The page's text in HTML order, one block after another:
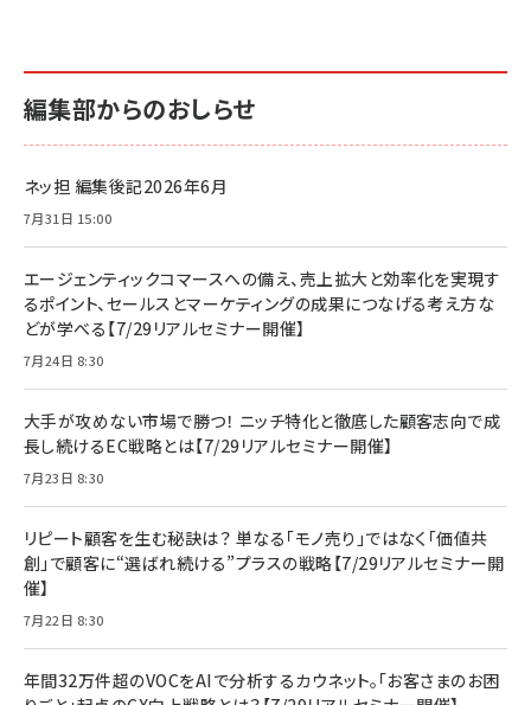
編集部からのおしらせ
ネッ担 編集後記2026年6月
7月31日 15:00
エージェンティックコマースへの備え、売上拡大と効率化を実現す
るポイント、セールスとマーケティングの成果につなげる考え方な
どが学べる【7/29リアルセミナー開催】
7月24日 8:30
大手が攻めない市場で勝つ！ ニッチ特化と徹底した顧客志向で成
長し続けるEC戦略とは【7/29リアルセミナー開催】
7月23日 8:30
リピート顧客を生む秘訣は？ 単なる「モノ売り」ではなく「価値共
創」で顧客に“選ばれ続ける”プラスの戦略【7/29リアルセミナー開
催】
7月22日 8:30
年間32万件超のVOCをAIで分析するカウネット。「お客さまのお困